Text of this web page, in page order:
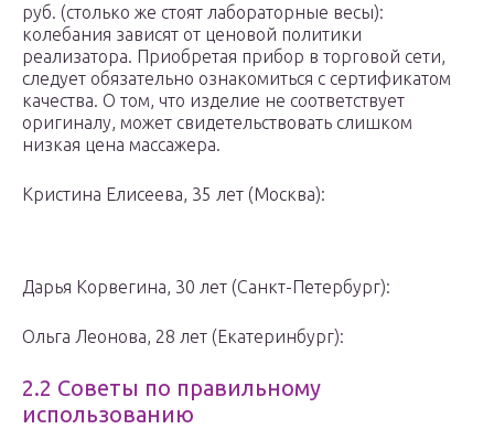
руб. (столько же стоят лабораторные весы):
колебания зависят от ценовой политики
реализатора. Приобретая прибор в торговой сети,
следует обязательно ознакомиться с сертификатом
качества. О том, что изделие не соответствует
оригиналу, может свидетельствовать слишком
низкая цена массажера.
Кристина Елисеева, 35 лет (Москва):
Дарья Корвегина, 30 лет (Санкт-Петербург):
Ольга Леонова, 28 лет (Екатеринбург):
2.2 Советы по правильному
использованию